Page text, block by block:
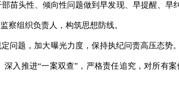
苗头性、倾向性问题做到早发现、早提醒、早
察组织负责人，构筑思想防线。
题，加大曝光力度，保持执纪问责高压态势
入推进“一案双查”，严格责任追究，对所有